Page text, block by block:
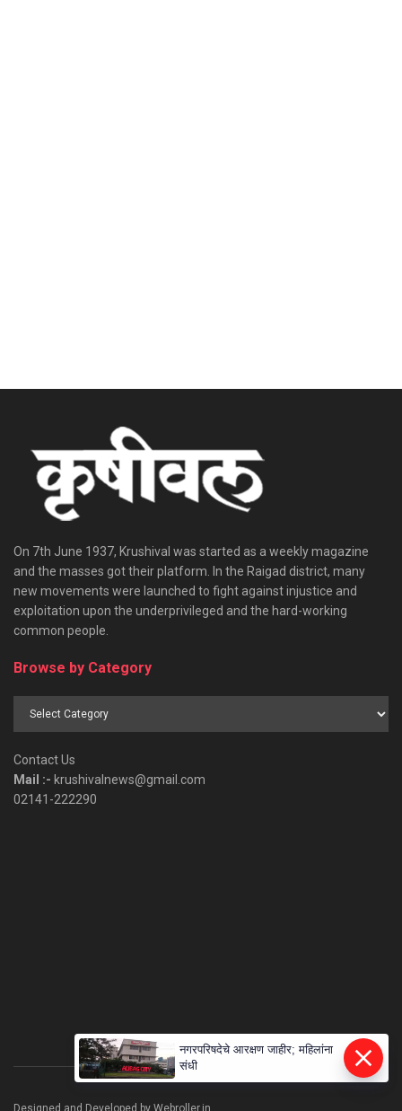
On 7th June 1937, Krushival was started as a weekly magazine
and the masses got their platform. In the Raigad district, many
new movements were launched to fight against injustice and
exploitation upon the underprivileged and the hard-working
common people.
Browse by Category
Contact Us
Mail :- krushivalnews@gmail.com
02141-222290
Designed and Developed by Webroller.in
नगरपरिषदेचे आरक्षण जाहीर; महिलांना
संधी